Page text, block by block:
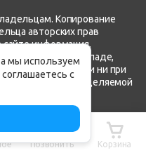
Позвонить Корзина
Копирование
авторских прав
сайте информация,
наличия на складе,
характер и ни при
офертой, определяемой
кодекса РФ.
мы используем
с